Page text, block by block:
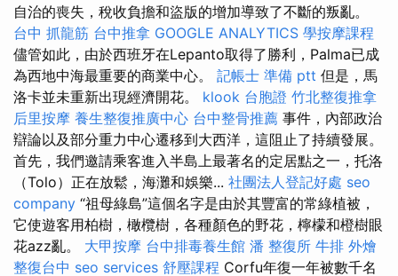
自治的喪失，稅收負擔和盜版的增加導致了不斷的叛亂。
台中 抓龍筋 台中推拿 GOOGLE ANALYTICS 學按摩課程
儘管如此，由於西班牙在Lepanto取得了勝利，Palma已成
為西地中海最重要的商業中心。 記帳士 準備 ptt 但是，馬
洛卡並未重新出現經濟開花。 klook 台胞證 竹北整復推拿
后里按摩 養生整復推廣中心 台中整骨推薦 事件，內部政治
辯論以及部分重力中心遷移到大西洋，這阻止了持續發展。
首先，我們邀請乘客進入半島上最著名的定居點之一，托洛
（Tolo）正在放鬆，海灘和娛樂... 社團法人登記好處 seo
company “祖母綠島”這個名字是由於其豐富的常綠植被，
它使遊客用柏樹，橄欖樹，各種顏色的野花，檸檬和橙樹眼
花azz亂。 大甲按摩 台中排毒養生館 潘 整復所 牛排 外燴
整復台中 seo services 舒壓課程 Corfu年復一年被數千名